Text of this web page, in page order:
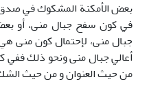
بعض الأمكنة المشكوك في
في كون سفح جبال منی، أو بعض
جبال منی، لإحتمال كون منی
أعالي جبال منی ونحو ذلك ففي
من حيث العنوان و من حيث